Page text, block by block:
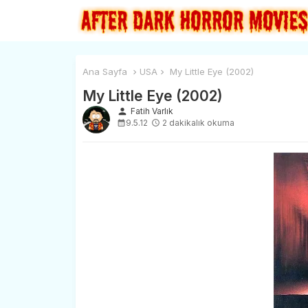
Ana Sayfa USA My Little Eye (2002)
My Little Eye (2002)
person Fatih Varlık
9.5.12
2 dakikalık okuma